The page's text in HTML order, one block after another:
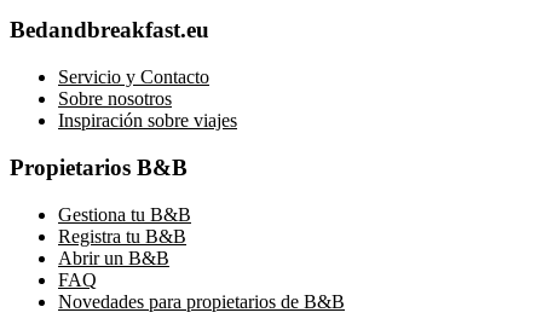
Bedandbreakfast.eu
Servicio y Contacto
Sobre nosotros
Inspiración sobre viajes
Propietarios B&B
Gestiona tu B&B
Registra tu B&B
Abrir un B&B
FAQ
Novedades para propietarios de B&B